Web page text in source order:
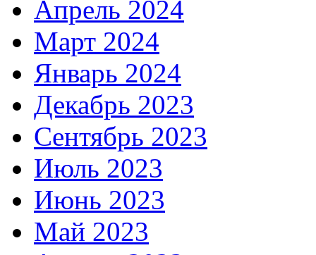
Апрель 2024
Март 2024
Январь 2024
Декабрь 2023
Сентябрь 2023
Июль 2023
Июнь 2023
Май 2023